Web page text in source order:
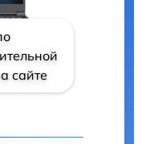
сайте